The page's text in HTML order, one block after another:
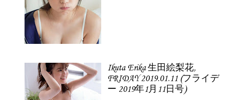
Ikuta Erika 生田絵梨花,
FRIDAY 2019.01.11 (フライデ
ー 2019年1月11日号)